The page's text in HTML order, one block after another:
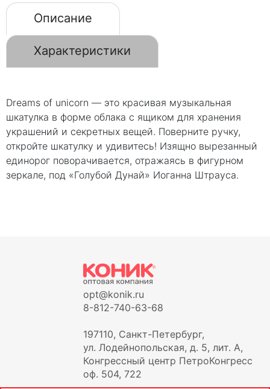
Описание
Характеристики
Dreams of unicorn — это красивая музыкальная
шкатулка в форме облака с ящиком для хранения
украшений и секретных вещей. Поверните ручку,
откройте шкатулку и удивитесь! Изящно вырезанный
единорог поворачивается, отражаясь в фигурном
зеркале, под «Голубой Дунай» Иоганна Штрауса.
opt@konik.ru
8-812-740-63-68
197110, Санкт-Петербург,
ул. Лодейнопольская, д. 5, лит. А,
Конгрессный центр ПетроКонгресс
оф. 504, 722